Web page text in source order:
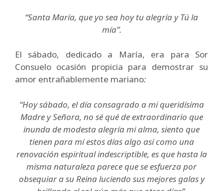
“Santa María, que yo sea hoy tu alegría y Tú la
mía”.
El sábado, dedicado a María, era para Sor
Consuelo ocasión propicia para demostrar su
amor entrañablemente mariano:
“Hoy sábado, el día consagrado a mi queridísima
Madre y Señora, no sé qué de extraordinario que
inunda de modesta alegría mi alma, siento que
tienen para míestos días algo así como una
renovación espiritual indescriptible, es que hasta la
misma naturaleza parece que se esfuerza por
obsequiar a su Reina luciendo sus mejores galas y